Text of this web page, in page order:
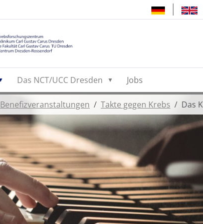
Das NCT/UCC Dresden Jobs
Benefizveranstaltungen Takte gegen Krebs Das